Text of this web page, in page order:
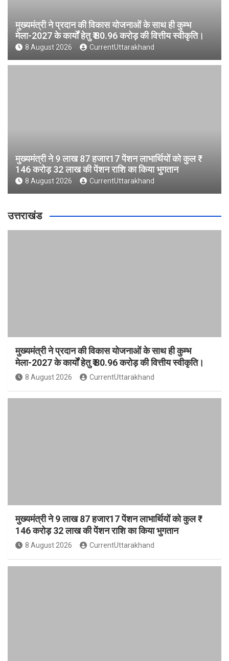
मुख्यमंत्री ने प्रदान की विकास योजनाओं के साथ ही कुम्भ
मेला-2027 के कार्यों हेतु ₹ 80.96 करोड़ की वित्तीय स्वीकृति।
8 August 2026 CurrentUttarakhand
मुख्यमंत्री ने 9 लाख 87 हजार17 पेंशन लाभार्थियों को कुल ₹
146 करोड़ 32 लाख की पेंशन राशि का किया भुगतान
8 August 2026 CurrentUttarakhand
उत्तराखंड
मुख्यमंत्री ने प्रदान की विकास योजनाओं के साथ ही कुम्भ
मेला-2027 के कार्यों हेतु ₹ 80.96 करोड़ की वित्तीय स्वीकृति।
8 August 2026 CurrentUttarakhand
मुख्यमंत्री ने 9 लाख 87 हजार17 पेंशन लाभार्थियों को कुल ₹
146 करोड़ 32 लाख की पेंशन राशि का किया भुगतान
8 August 2026 CurrentUttarakhand